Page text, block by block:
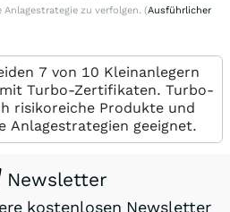
zu verfolgen. (Ausführlicher
7 von 10 Kleinanlegern
Turbo-Zertifikaten. Turbo-
risikoreiche Produkte und
Anlagestrategien geeignet.
Newsletter
kostenlosen Newsletter